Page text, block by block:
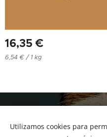
16,35 €
6,54 € / 1 kg
Utilizamos cookies para